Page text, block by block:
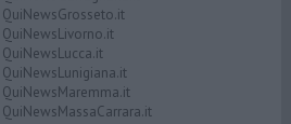
QuiNewsGrosseto.it
QuiNewsLivorno.it
QuiNewsLucca.it
QuiNewsLunigiana.it
QuiNewsMaremma.it
QuiNewsMassaCarrara.it